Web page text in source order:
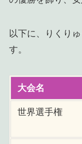
以下に、りくり
す。
大会名
世界選手権